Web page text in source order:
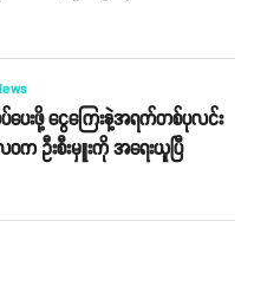
ေးဖို့ ငွေကြေးနဲ့အရက်တစ်ပုလင်း
ဦးစီးမှူးကို အရေးယူပြီ